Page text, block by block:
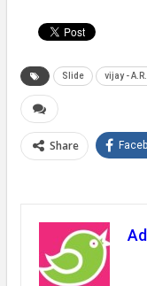
Slide vijay -
Share